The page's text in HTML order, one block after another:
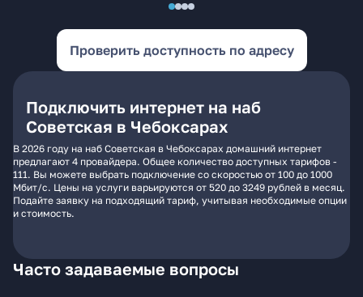
Проверить доступность по адресу
Подключить интернет на наб
Советская в Чебоксарах
В 2026 году на наб Советская в Чебоксарах домашний интернет
предлагают 4 провайдера. Общее количество доступных тарифов -
111. Вы можете выбрать подключение со скоростью от 100 до 1000
Мбит/с. Цены на услуги варьируются от 520 до 3249 рублей в месяц.
Подайте заявку на подходящий тариф, учитывая необходимые опции
и стоимость.
Часто задаваемые вопросы